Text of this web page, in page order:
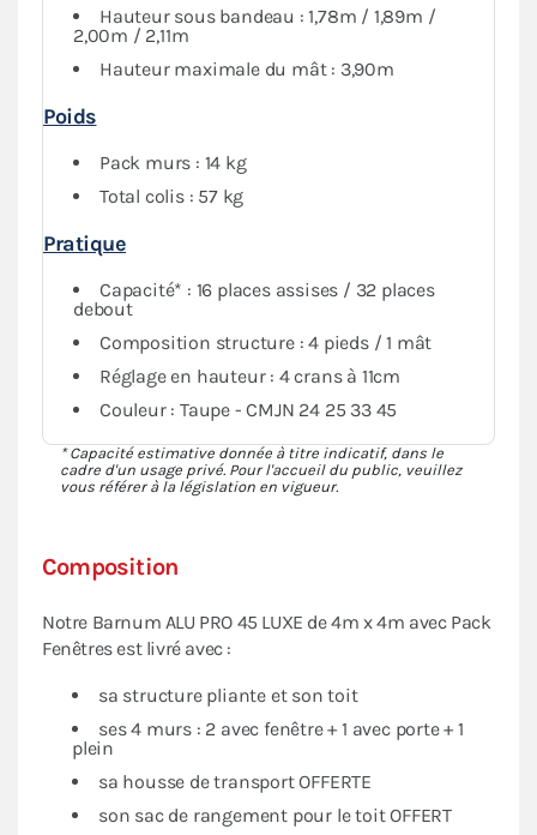
conservant de la visibilité grâce au PVC transparent.
Composition
Notre Barnum ALU PRO 45 LUXE de 4m x 4m avec Pack
Fenêtres est livré avec :
sa structure pliante et son toit
ses 4 murs : 2 avec fenêtre + 1 avec porte + 1
plein
sa housse de transport OFFERTE
son sac de rangement pour le toit OFFERT
Hauteur sous bandeau : 1,78m / 1,89m /
2,00m / 2,11m
Hauteur maximale du mât : 3,90m
Poids
Pack murs : 14 kg
Total colis : 57 kg
Pratique
Capacité* : 16 places assises / 32 places
debout
Composition structure : 4 pieds / 1 mât
Réglage en hauteur : 4 crans à 11cm
Couleur : Taupe - CMJN 24 25 33 45
* Capacité estimative donnée à titre indicatif, dans le
cadre d'un usage privé. Pour l'accueil du public, veuillez
vous référer à la législation en vigueur.